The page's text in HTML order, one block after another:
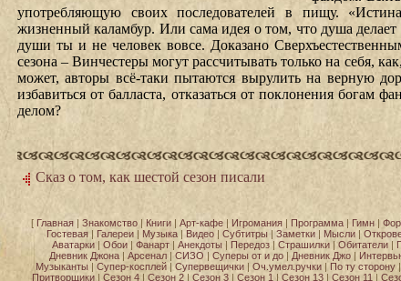
употребляющую своих последователей в пищу.
жизненный каламбур. Или сама идея о том, что душа делает
души ты и не человек вовсе. Доказано
сезона – Винчестеры могут рассчитывать только на себя,
может, авторы всё-таки пытаются вырулить на верную
избавиться от балласта, отказаться от поклонения богам
делом?
Сказ о том, как шестой сезон писали
[ Главная| Знакомство| Книги| Арт-кафе| Игромания| Программа| Гимн|
Гостевая
Галереи Музыка Видео Субтитры Заметки Мысли
Аватарки
Обои Фанарт Анекдоты Передоз Страшилки Обитатели
Дневник Джона| Арсенал| СИЗО Суперы от и до| Дневник Джо|
Музыканты
Супер-косплей Супервещички Оч.умел.ручки По ту сторону
Притворщики
Сезон 4 Сезон 2 Сезон 3 Сезон 1 Сезон 13 Сезон 11